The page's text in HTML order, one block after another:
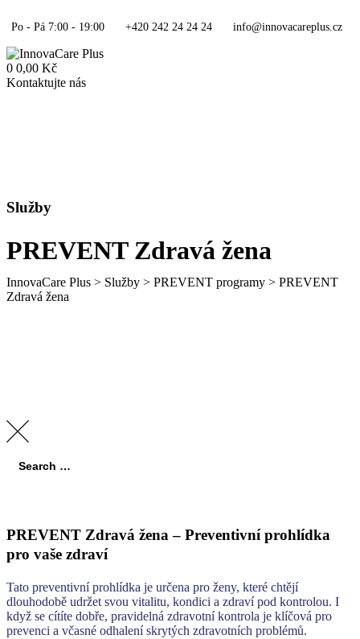
to
Po - Pá 7:00 - 19:00 +420 242 24 24 24 info@innovacareplus.cz
0 0,00 Kč
Kontaktujte nás
Služby
PREVENT Zdravá žena
InnovaCare Plus > Služby > PREVENT programy > PREVENT
Zdravá žena
for:
PREVENT Zdravá žena – Preventivní prohlídka
pro vaše zdraví
Tato preventivní prohlídka je určena pro ženy, které chtějí
dlouhodobě udržet svou vitalitu, kondici a zdraví pod kontrolou. I
když se cítíte dobře, pravidelná zdravotní kontrola je klíčová pro
prevenci a včasné odhalení skrytých zdravotních problémů.